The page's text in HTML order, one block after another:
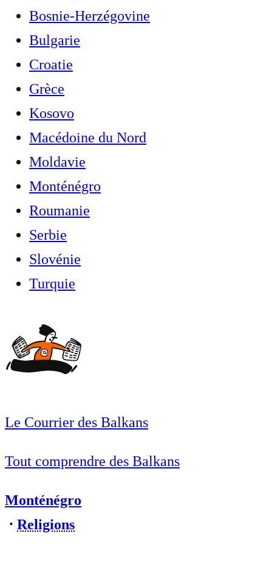
Bosnie-Herzégovine
Bulgarie
Croatie
Grèce
Kosovo
Macédoine du Nord
Moldavie
Monténégro
Roumanie
Serbie
Slovénie
Turquie
Le Courrier des Balkans
Tout comprendre des Balkans
Monténégro
⋅ Religions